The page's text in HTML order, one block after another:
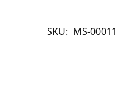
SKU: MS-00011